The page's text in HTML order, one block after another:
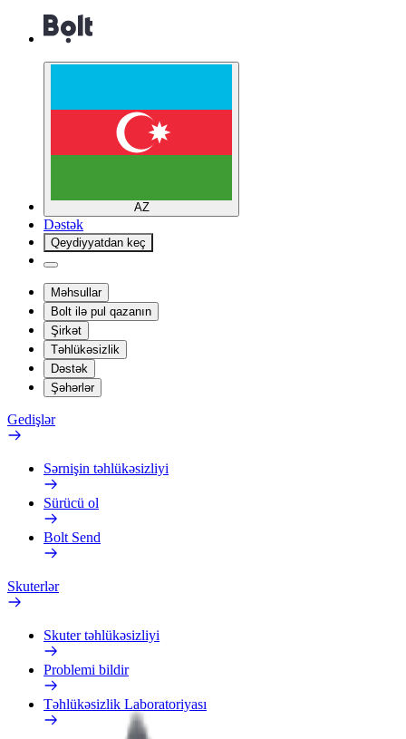
AZ
Dəstək
Qeydiyyatdan keç
Məhsullar
Bolt ilə pul qazanın
Şirkət
Təhlükəsizlik
Dəstək
Şəhərlər
Gedişlər
Sərnişin təhlükəsizliyi
Sürücü ol
Bolt Send
Skuterlər
Skuter təhlükəsizliyi
Problemi bildir
Təhlükəsizlik Laboratoriyası